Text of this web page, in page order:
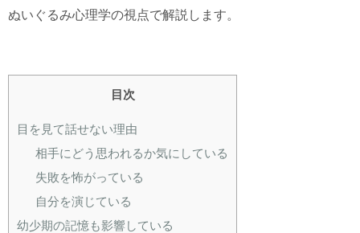
ぬいぐるみ心理学の視点で解説します。
目次
目を見て話せない理由
相手にどう思われるか気にしている
失敗を怖がっている
自分を演じている
幼少期の記憶も影響している